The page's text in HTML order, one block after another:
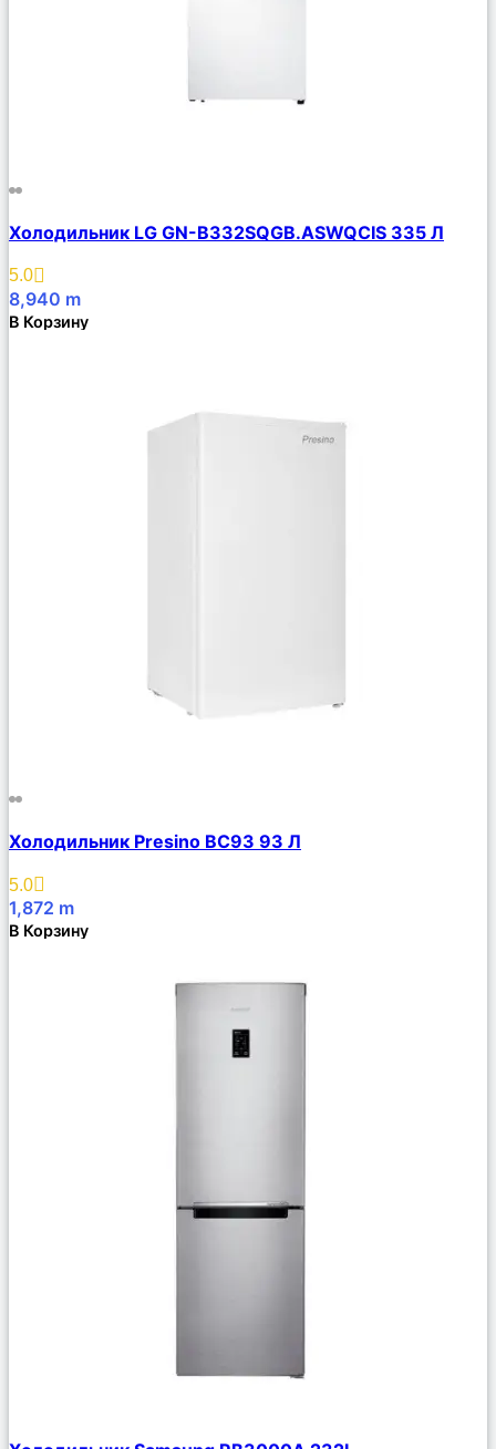
Описание
Избранное
Холодильник LG GN-B332SQGB.ASWQCIS 335 Л
5.0
8,940 m
В Корзину
Описание
Избранное
Холодильник Presino BC93 93 Л
5.0
1,872 m
В Корзину